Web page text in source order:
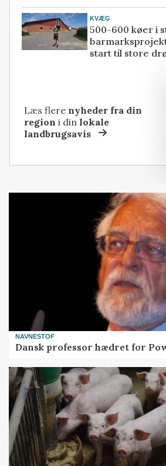
KVÆG
500-600 køer i
start til store
Læs flere nyheder fra din
region i dinlokale
landbrugsavis
NAVNESTOF
Dansk professor hædret for